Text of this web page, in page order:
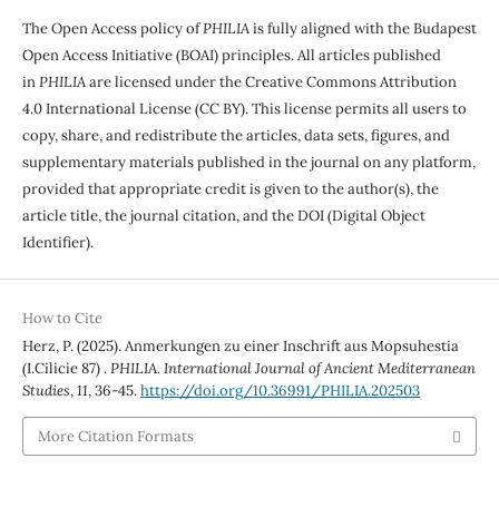
The Open Access policy ofPHILIAis fully aligned with the Budapest
Open Access Initiative (BOAI) principles. All articles published
inPHILIAare licensed under the Creative Commons Attribution
4.0 International License (CC BY). This license permits all users to
copy, share, and redistribute the articles, data sets, figures, and
supplementary materials published in the journal on any platform,
provided that appropriate credit is given to the author(s), the
article title, the journal citation, and the DOI (Digital Object
Identifier).
How to Cite
Herz, P. (2025). Anmerkungen zu einer Inschrift aus Mopsuhestia
(I.Cilicie 87) .PHILIA. International Journal of Ancient Mediterranean
Studies,11, 36-45.https://doi.org/10.36991/PHILIA.202503
More Citation Formats